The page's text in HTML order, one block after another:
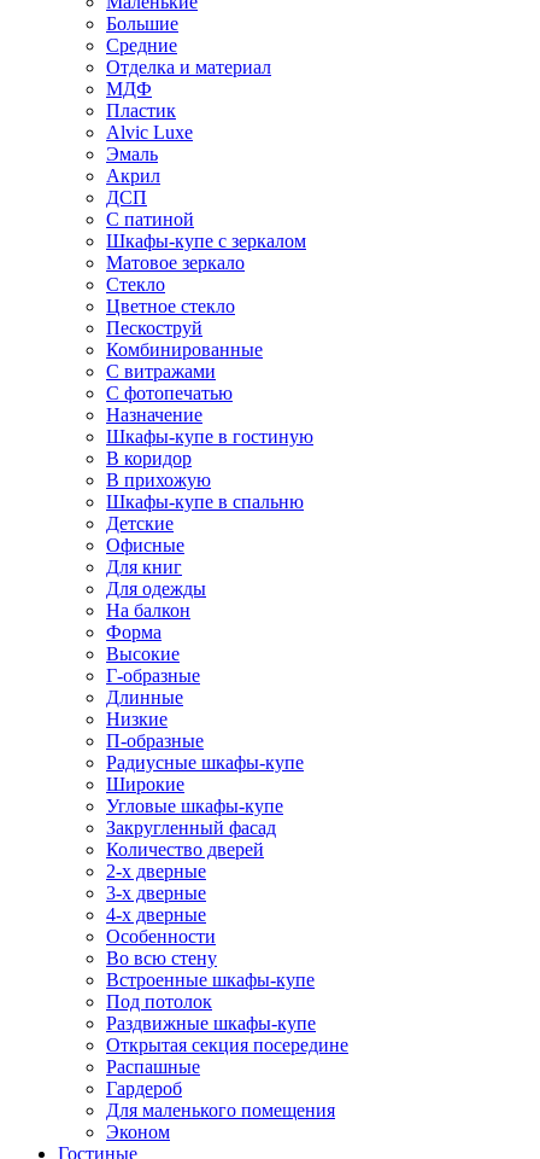
Большие
Средние
Отделка и материал
МДФ
Пластик
Alvic Luxe
Эмаль
Акрил
ДСП
С патиной
Шкафы-купе с зеркалом
Матовое зеркало
Стекло
Цветное стекло
Пескоструй
Комбинированные
С витражами
С фотопечатью
Назначение
Шкафы-купе в гостиную
В коридор
В прихожую
Шкафы-купе в спальню
Детские
Офисные
Для книг
Для одежды
На балкон
Форма
Высокие
Г-образные
Длинные
Низкие
П-образные
Радиусные шкафы-купе
Широкие
Угловые шкафы-купе
Закругленный фасад
Количество дверей
2-х дверные
3-х дверные
4-х дверные
Особенности
Во всю стену
Встроенные шкафы-купе
Под потолок
Раздвижные шкафы-купе
Открытая секция посередине
Распашные
Гардероб
Для маленького помещения
Эконом
Гостиные